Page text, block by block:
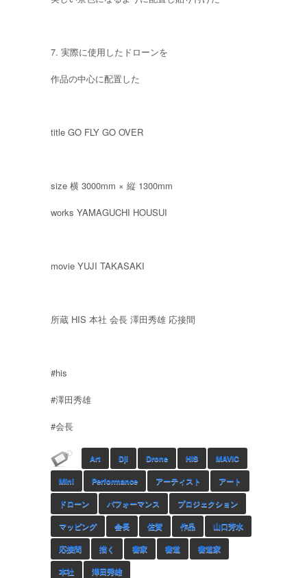
7. 実際に使用したドローンを
作品の中心に配置した
title GO FLY GO OVER
size 横 3000mm × 縦 1300mm
works YAMAGUCHI HOUSUI
movie YUJI TAKASAKI
所蔵 HIS 本社 会長 澤田秀雄 応接間
#his
#澤田秀雄
#会長
Art Dji Drone HIS MAVIC
Mini Performance アーティスト アート
ドローン パフォーマンス プロジェクション
マッピング 会長 佐賀 作品 山口芳水
応接間 描く 書家 書道 書道家
本社 澤田秀雄